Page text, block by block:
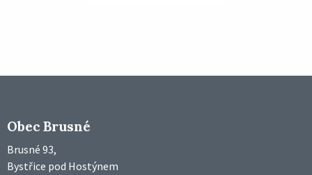
Obec Brusné
Brusné 93,
Bystřice pod Hostýnem